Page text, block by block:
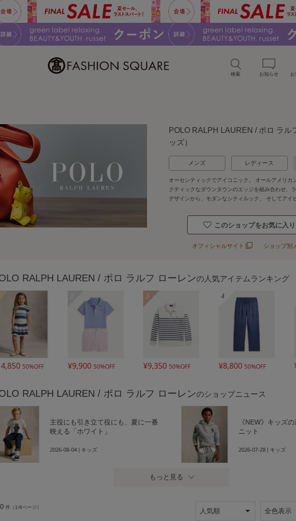
検索 お知らせ お
POLO RALPH LAUREN / ポロ ラル
ッズ）
メンズ レディース
オーセンティックでアイコニック。 オールアメリカ
クティックなダウンタウンのエッジを組み合わせ、
デザインから、モダンなシティルック、 そしてアイ
このショップをお気に入
オフィシャルサイト ショップ別
RALPH LAUREN / ポロ ラルフ ローレンの 人気アイテムランキング
50%OFF ¥9,900 50%OFF
3
¥9,350 50%OFF
4
¥8,800 50%OFF
RALPH LAUREN / ポロ ラルフ ローレンのショップニュース
主役にも引き立て役にも、夏に一番
映える「ホワイト」
2026-08-04 | キッズ
《NEW》キッズ
ニット
2026-07-28| キッズ
もっと見る
件（1/6ページ）